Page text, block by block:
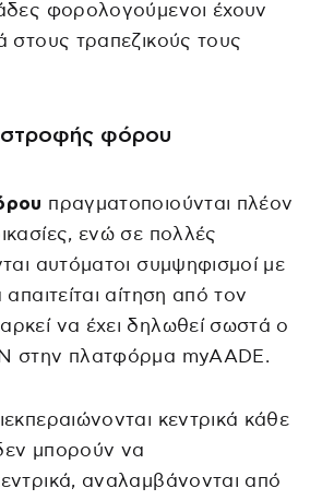
φορολογούμενοι έχουν
στους τραπεζικούς τους
φόρου
πραγματοποιούνται πλέον
ενώ σε πολλές
αυτόματοι συμψηφισμοί με
αίτηση από τον
να έχει δηλωθεί σωστά ο
στην πλατφόρμα myAADE.
κεντρικά κάθε
μπορούν να
αναλαμβάνονται από